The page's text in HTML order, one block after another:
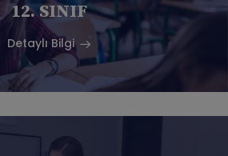
12. SINIF
Detaylı Bilgi